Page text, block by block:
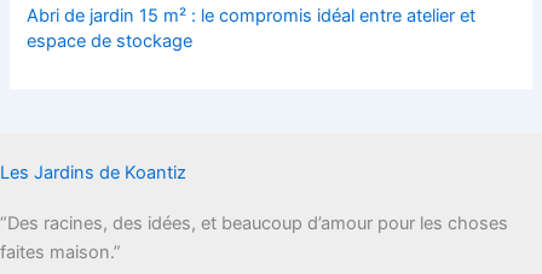
Abri de jardin 15 m² : le compromis idéal entre atelier et
espace de stockage
Les Jardins de Koantiz
“Des racines, des idées, et beaucoup d’amour pour les choses
faites maison.”